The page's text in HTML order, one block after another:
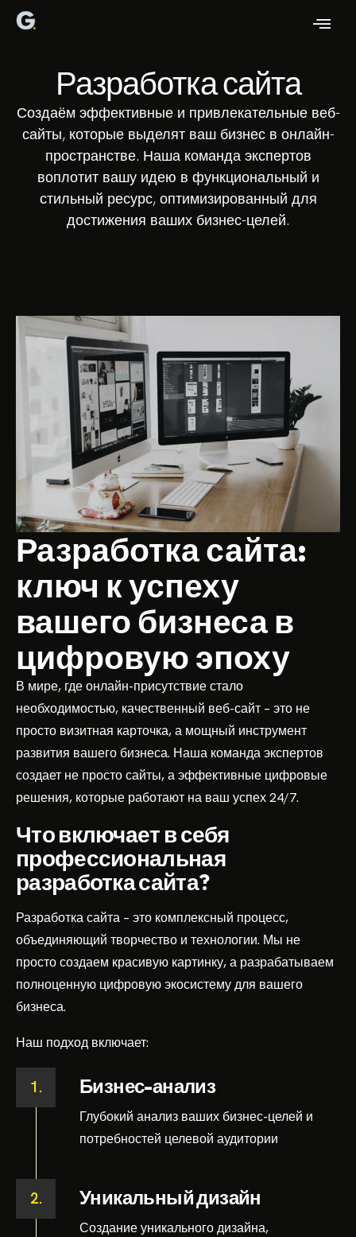
Разработка сайта
Создаём эффективные и привлекательные веб-
сайты, которые выделят ваш бизнес в онлайн-
пространстве. Наша команда экспертов
воплотит вашу идею в функциональный и
стильный ресурс, оптимизированный для
достижения ваших бизнес-целей.
Разработка сайта:
ключ к успеху
вашего бизнеса в
цифровую эпоху
В мире, где онлайн-присутствие стало
необходимостью, качественный веб-сайт – это не
просто визитная карточка, а мощный инструмент
развития вашего бизнеса. Наша команда экспертов
создает не просто сайты, а эффективные цифровые
решения, которые работают на ваш успех 24/7.
Что включает в себя
профессиональная
разработка сайта?
Разработка сайта – это комплексный процесс,
объединяющий творчество и технологии. Мы не
просто создаем красивую картинку, а разрабатываем
полноценную цифровую экосистему для вашего
бизнеса.
Наш подход включает:
1. Бизнес-анализ
Глубокий анализ ваших бизнес-целей и
потребностей целевой аудитории
2. Уникальный дизайн
Создание уникального дизайна,